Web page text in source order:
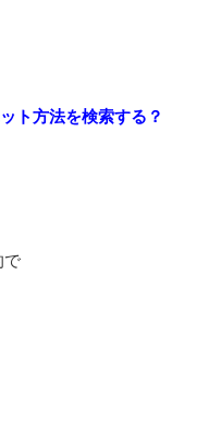
ト方法を検索する？
で